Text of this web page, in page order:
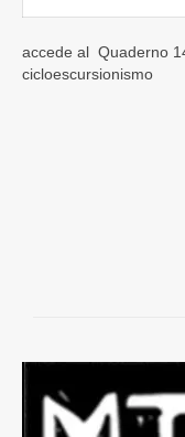
accede al Quaderno
cicloescursionismo